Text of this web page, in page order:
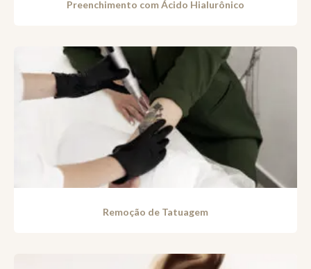
Preenchimento com Ácido Hialurônico
Remoção de Tatuagem